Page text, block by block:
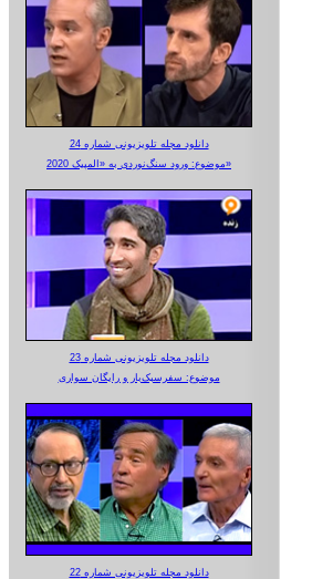
دانلود مجله تلویزیونی شماره 24
موضوع: ورود سنگ‌نوردی به «المپیک 2020»
دانلود مجله تلویزیونی شماره 23
موضوع: سفرسبک‌بار و رایگان سواری
دانلود مجله تلویزیونی شماره 22